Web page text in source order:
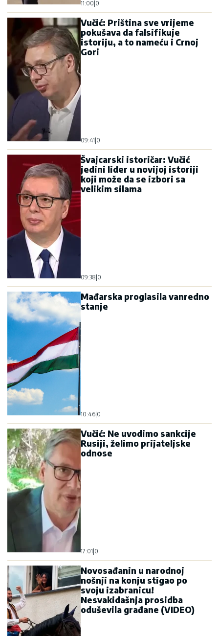
11:00|0
Vučić: Priština sve vrijeme
pokušava da falsifikuje
istoriju, a to nameću i Crnoj
Gori
09:41|0
Švajcarski istoričar: Vučić
jedini lider u novijoj istoriji
koji može da se izbori sa
velikim silama
09:38|0
Mađarska proglasila vanredno
stanje
10:46|0
Vučić: Ne uvodimo sankcije
Rusiji, želimo prijateljske
odnose
17:01|0
Novosađanin u narodnoj
nošnji na konju stigao po
svoju izabranicu!
Nesvakidašnja prosidba
oduševila građane (VIDEO)